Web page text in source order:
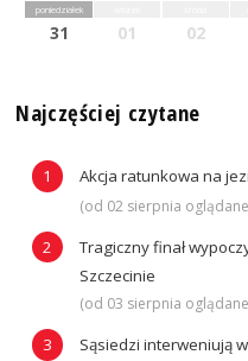
poniedziałek
31 01 02
Najczęściej czytane
Akcja ratunkowa na
(od 02 sierpnia
Tragiczny finał
Szczecinie
(od 03 sierpnia
Sąsiedzi interweniują